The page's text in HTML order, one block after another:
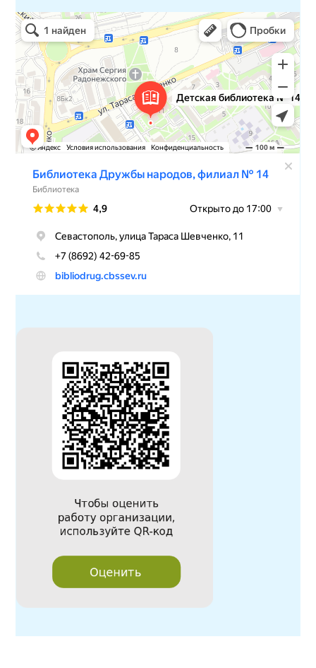
Детская библиотека № 14 Дружбы народов
Библиотека в Севастополе